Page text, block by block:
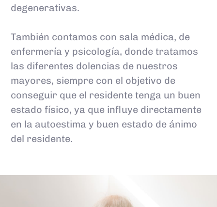
degenerativas.
También contamos con sala médica, de
enfermería y psicología, donde tratamos
las diferentes dolencias de nuestros
mayores, siempre con el objetivo de
conseguir que el residente tenga un buen
estado físico, ya que influye directamente
en la autoestima y buen estado de ánimo
del residente.